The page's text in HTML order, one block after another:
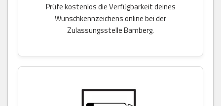
Prüfe kostenlos die Verfügbarkeit deines
Wunschkennzeichens online bei der
Zulassungsstelle Bamberg.